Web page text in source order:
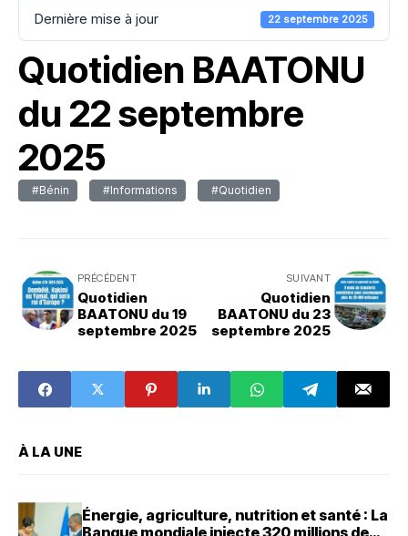
Dernière mise à jour 22 septembre 2025
Quotidien BAATONU
du 22 septembre
2025
#Bénin #Informations #Quotidien
PRÉCÉDENT
Quotidien
BAATONU du 19
septembre 2025
SUIVANT
Quotidien
BAATONU du 23
septembre 2025
À LA UNE
Énergie, agriculture, nutrition et santé : La
Banque mondiale injecte 320 millions de